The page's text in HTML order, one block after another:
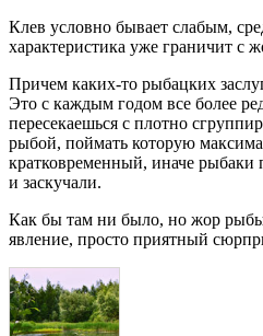
Клев условно бывает слабым,
характеристика уже граничит с
Причем каких-то рыбацких
Это с каждым годом все более
пересекаешься с плотно
рыбой, поймать которую
кратковременный, иначе
и заскучали.
Как бы там ни было, но жор рыбы
явление, просто приятный